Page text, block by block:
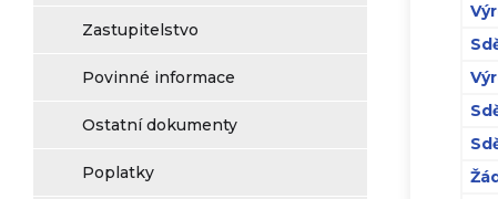
Zastupitelstvo
Povinné informace
Ostatní dokumenty
Poplatky